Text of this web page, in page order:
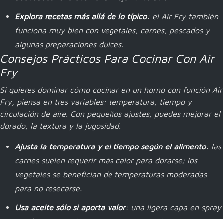
Explora recetas más allá de lo típico: el Air Fry también
funciona muy bien con vegetales, carnes, pescados y
algunas preparaciones dulces.
Consejos Prácticos Para Cocinar Con Air
Fry
Si quieres dominar cómo cocinar en un horno con función Air
Fry, piensa en tres variables: temperatura, tiempo y
circulación de aire. Con pequeños ajustes, puedes mejorar el
dorado, la textura y la jugosidad.
Ajusta la temperatura y el tiempo según el alimento: las
carnes suelen requerir más calor para dorarse; los
vegetales se benefician de temperaturas moderadas
para no resecarse.
Usa aceite sólo si aporta valor: una ligera capa en spray